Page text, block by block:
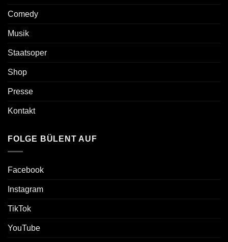
Comedy
Musik
Staatsoper
Shop
Presse
Kontakt
FOLGE BÜLENT AUF
Facebook
Instagram
TikTok
YouTube